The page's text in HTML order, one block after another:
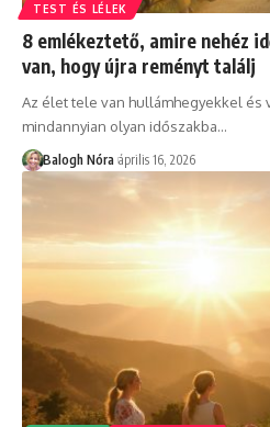
TEST ÉS LÉLEK
8 emlékeztető, amire nehéz
van, hogy újra reményt találj
Az élet tele van hullámhegyekkel és
mindannyian olyan időszakba…
Balogh Nóra április 16, 2026